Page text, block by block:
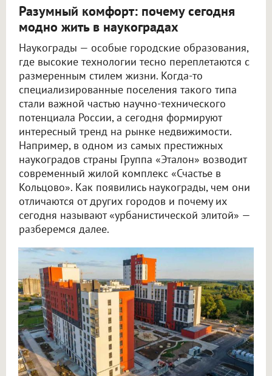
Разумный комфорт: почему сегодня
модно жить в наукоградах
Наукограды — особые городские образования,
где высокие технологии тесно переплетаются с
размеренным стилем жизни. Когда-то
специализированные поселения такого типа
стали важной частью научно-технического
потенциала России, а сегодня формируют
интересный тренд на рынке недвижимости.
Например, в одном из самых престижных
наукоградов страны Группа «Эталон» возводит
современный жилой комплекс «Счастье в
Кольцово». Как появились наукограды, чем они
отличаются от других городов и почему их
сегодня называют «урбанистической элитой» —
разберемся далее.